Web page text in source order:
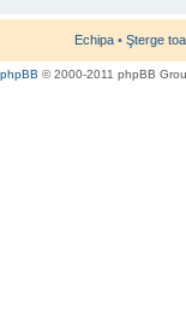
Echipa • Şterge
phpBB © 2000-2011 phpBB